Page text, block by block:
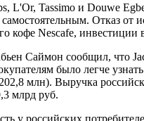
L'Or, Tassimo и Douwe
Отказ
Nescafe,
Саймон сообщил, что
было легче
млн). Выручка
млрд руб.
российских